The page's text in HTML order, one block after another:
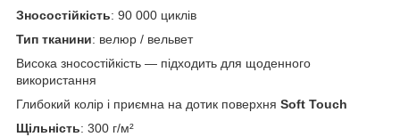
Зносостійкість: 90 000 циклів
Тип тканини: велюр / вельвет
Висока зносостійкість — підходить для щоденного
використання
Глибокий колір і приємна на дотик поверхня Soft Touch
Щільність: 300 г/м²